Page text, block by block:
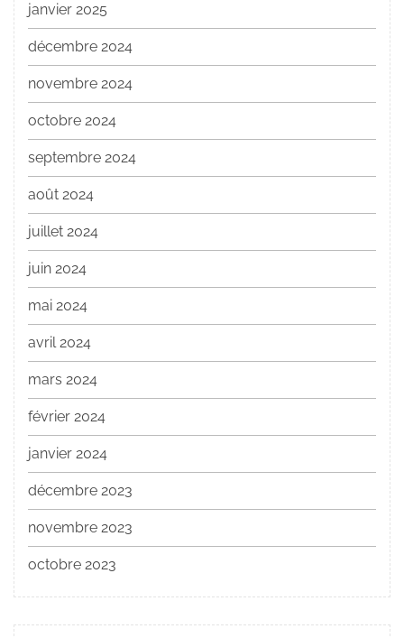
janvier 2025
décembre 2024
novembre 2024
octobre 2024
septembre 2024
août 2024
juillet 2024
juin 2024
mai 2024
avril 2024
mars 2024
février 2024
janvier 2024
décembre 2023
novembre 2023
octobre 2023